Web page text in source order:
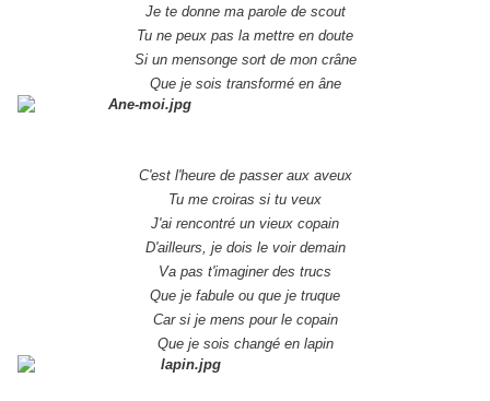
Je te donne ma parole de scout
Tu ne peux pas la mettre en doute
Si un mensonge sort de mon crâne
Que je sois transformé en âne
C'est l'heure de passer aux aveux
Tu me croiras si tu veux
J'ai rencontré un vieux copain
D'ailleurs, je dois le voir demain
Va pas t'imaginer des trucs
Que je fabule ou que je truque
Car si je mens pour le copain
Que je sois changé en lapin